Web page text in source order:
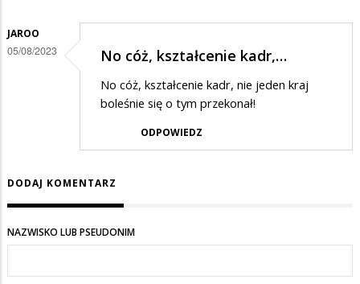
JAROO
05/08/2023 No cóż, kształcenie kadr,…
No cóż, kształcenie kadr, nie jeden kraj
boleśnie się o tym przekonał!
ODPOWIEDZ
DODAJ KOMENTARZ
NAZWISKO LUB PSEUDONIM